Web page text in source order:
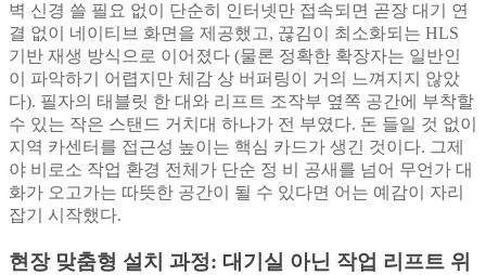
벽 신경 쓸 필요 없이 단순히 인터넷만 접속되면 곧장 대기 연
결 없이 네이티브 화면을 제공했고, 끊김이 최소화되는 HLS
기반 재생 방식으로 이어졌다 (물론 정확한 확장자는 일반인
이 파악하기 어렵지만 체감 상 버퍼링이 거의 느껴지지 않았
다). 필자의 태블릿 한 대와 리프트 조작부 옆쪽 공간에 부착할
수 있는 작은 스탠드 거치대 하나가 전 부였다. 돈 들일 것 없이
지역 카센터를 접근성 높이는 핵심 카드가 생긴 것이다. 그제
야 비로소 작업 환경 전체가 단순 정 비 공새를 넘어 무언가 대
화가 오고가는 따뜻한 공간이 될 수 있다면 어는 예감이 자리
잡기 시작했다.
현장 맞춤형 설치 과정: 대기실 아닌 작업 리프트 위